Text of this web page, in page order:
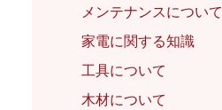
メンテナンスについて
家電に関する知識
工具について
木材について